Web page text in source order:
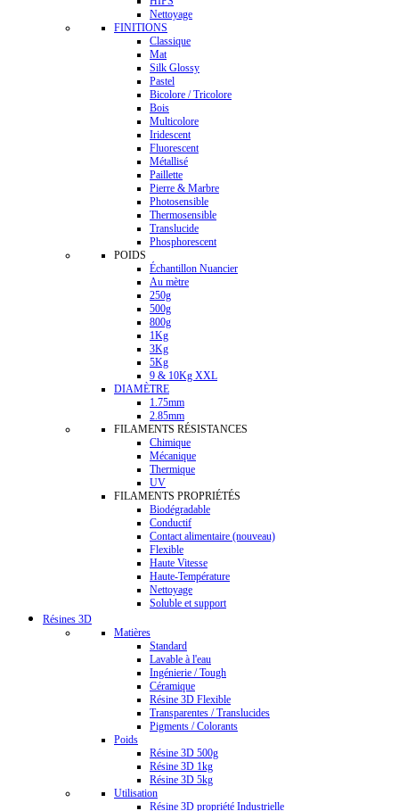
Nettoyage
FINITIONS
Classique
Mat
Silk Glossy
Pastel
Bicolore / Tricolore
Bois
Multicolore
Iridescent
Fluorescent
Métallisé
Paillette
Pierre & Marbre
Photosensible
Thermosensible
Translucide
Phosphorescent
POIDS
Échantillon Nuancier
Au mètre
250g
500g
800g
1Kg
3Kg
5Kg
9 & 10Kg XXL
DIAMÈTRE
1.75mm
2.85mm
FILAMENTS RÉSISTANCES
Chimique
Mécanique
Thermique
UV
FILAMENTS PROPRIÉTÉS
Biodégradable
Conductif
Contact alimentaire (nouveau)
Flexible
Haute Vitesse
Haute-Température
Nettoyage
Soluble et support
Résines 3D
Matières
Standard
Lavable à l'eau
Ingénierie / Tough
Céramique
Résine 3D Flexible
Transparentes / Translucides
Pigments / Colorants
Poids
Résine 3D 500g
Résine 3D 1kg
Résine 3D 5kg
Utilisation
Résine 3D propriété Industrielle